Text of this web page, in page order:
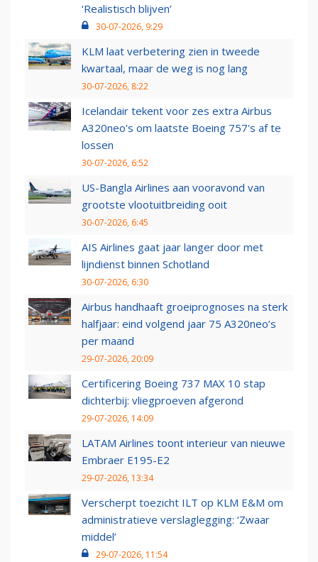
‘Realistisch blijven’
30-07-2026, 9:29
KLM laat verbetering zien in tweede
kwartaal, maar de weg is nog lang
30-07-2026, 8:22
Icelandair tekent voor zes extra Airbus
A320neo's om laatste Boeing 757's af te
lossen
30-07-2026, 6:52
US-Bangla Airlines aan vooravond van
grootste vlootuitbreiding ooit
30-07-2026, 6:45
AIS Airlines gaat jaar langer door met
lijndienst binnen Schotland
30-07-2026, 6:30
Airbus handhaaft groeiprognoses na sterk
halfjaar: eind volgend jaar 75 A320neo’s
per maand
29-07-2026, 20:09
Certificering Boeing 737 MAX 10 stap
dichterbij: vliegproeven afgerond
29-07-2026, 14:09
LATAM Airlines toont interieur van nieuwe
Embraer E195-E2
29-07-2026, 13:34
Verscherpt toezicht ILT op KLM E&M om
administratieve verslaglegging: ‘Zwaar
middel’
29-07-2026, 11:54